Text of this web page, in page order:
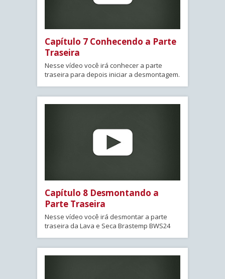
Capítulo 7 Conhecendo a Parte
Traseira
Nesse vídeo você irá conhecer a parte
traseira para depois iniciar a desmontagem.
Capítulo 8 Desmontando a
Parte Traseira
Nesse vídeo você irá desmontar a parte
traseira da Lava e Seca Brastemp BWS24